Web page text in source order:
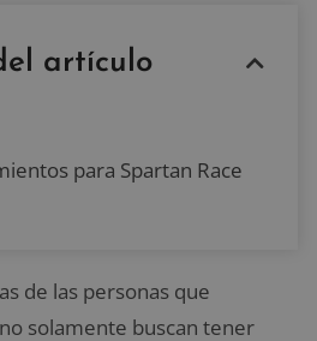
artículo
para Spartan Race
de las personas que
solamente buscan tener